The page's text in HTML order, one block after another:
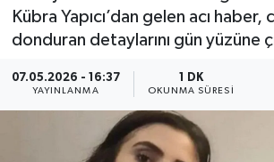
Kübra Yapıcı’dan gelen acı
donduran detaylarını gün yüzüne
07.05.2026 - 16:37
YAYINLANMA
1 DK
OKUNMA SÜRESI
Ekonomi
Haber Arşivi